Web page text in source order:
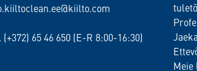
(+372) 65 46 650 (E-R 8:00-16:30)